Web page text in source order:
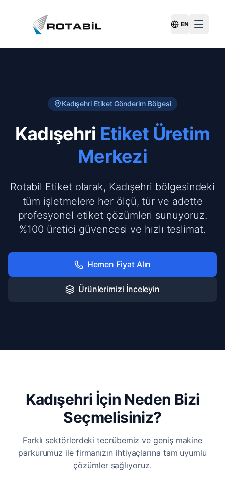
Switch
EN
Kadışehri Etiket Gönderim Bölgesi
Kadışehri Etiket Üretim
Merkezi
Rotabil Etiket olarak, Kadışehri bölgesindeki
tüm işletmelere her ölçü, tür ve adette
profesyonel etiket çözümleri sunuyoruz.
%100 üretici güvencesi ve hızlı teslimat.
Hemen Fiyat Alın
Ürünlerimizi İnceleyin
Kadışehri İçin Neden Bizi
Seçmelisiniz?
Farklı sektörlerdeki tecrübemiz ve geniş makine
parkurumuz ile firmanızın ihtiyaçlarına tam uyumlu
çözümler sağlıyoruz.